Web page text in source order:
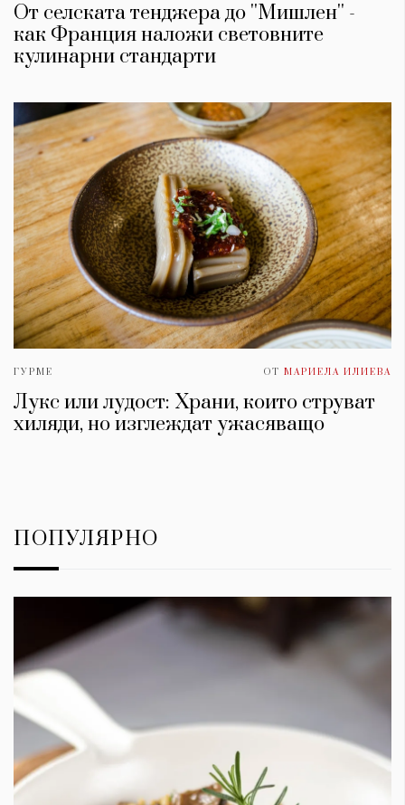
От селската тенджера до ''Мишлен'' -
как Франция наложи световните
кулинарни стандарти
ГУРМЕ ОТ МАРИЕЛА ИЛИЕВА
Лукс или лудост: Храни, които струват
хиляди, но изглеждат ужасяващо
ПОПУЛЯРНО